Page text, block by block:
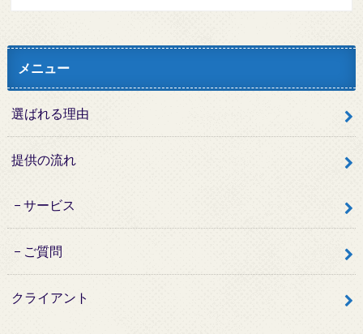
メニュー
選ばれる理由
提供の流れ
サービス
ご質問
クライアント